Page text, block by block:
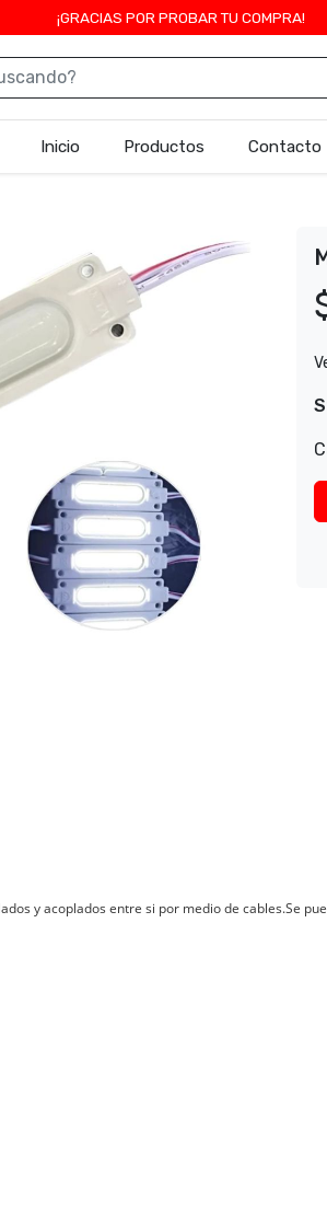
¡GRACIAS POR PROBAR TU COMPRA!
Inicio Productos Contacto
y acoplados entre si por medio de cables.Se